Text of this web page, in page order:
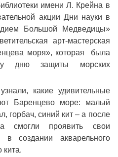
имени Л. Крейна в
акции Дни науки в
Большой Медведицы»
арт-мастерская
моря», которая была
дню защиты морских
какие удивительные
Баренцево море: малый
горбач, синий кит – а после
смогли проявить свои
в создании акварельного
кита.